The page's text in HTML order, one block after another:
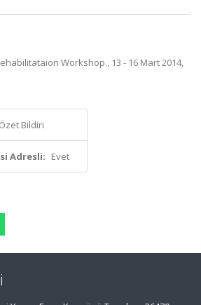
Workshop., 13 - 16 Mart 2014,
Bildiri
Adresli: Evet